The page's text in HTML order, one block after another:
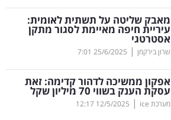
מאבק שליטה על תשתית לאומית:
עיריית חיפה מאיימת לסגור מתקן
אסטרטגי
שרון בירקמן |
25/6/2025
7:01
אפקון ממשיכה לדהור קדימה: זאת
עסקת הענק בשווי 70 מיליון שקל
מערכת ice |
12/5/2025
12:17